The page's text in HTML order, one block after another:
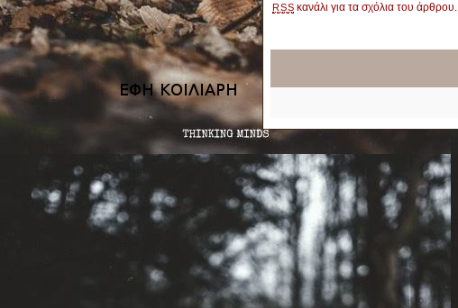
RSS κανάλι για τα σχόλια του άρθρου.